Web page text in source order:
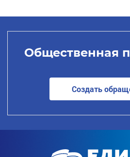
Общественная
Создать